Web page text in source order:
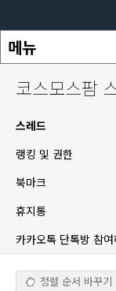
코스모스팜
스레드
랭킹 및 권한
북마크
휴지통
카카오톡 단톡방 참여
정렬 순서 바꾸기